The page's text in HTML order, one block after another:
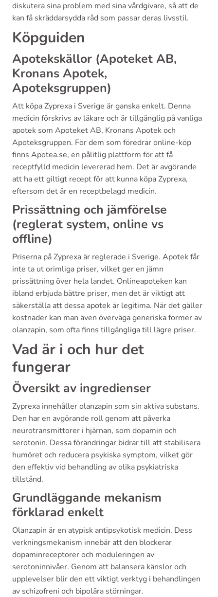
diskutera sina problem med sina vårdgivare, så att de
kan få skräddarsydda råd som passar deras livsstil.
Köpguiden
Apotekskällor (Apoteket AB,
Kronans Apotek,
Apoteksgruppen)
Att köpa Zyprexa i Sverige är ganska enkelt. Denna
medicin förskrivs av läkare och är tillgänglig på vanliga
apotek som Apoteket AB, Kronans Apotek och
Apoteksgruppen. För dem som föredrar online-köp
finns Apotea.se, en pålitlig plattform för att få
receptfylld medicin levererad hem. Det är avgörande
att ha ett giltigt recept för att kunna köpa Zyprexa,
eftersom det är en receptbelagd medicin.
Prissättning och jämförelse
(reglerat system, online vs
offline)
Priserna på Zyprexa är reglerade i Sverige. Apotek får
inte ta ut orimliga priser, vilket ger en jämn
prissättning över hela landet. Onlineapoteken kan
ibland erbjuda bättre priser, men det är viktigt att
säkerställa att dessa apotek är legitima. När det gäller
kostnader kan man även överväga generiska former av
olanzapin, som ofta finns tillgängliga till lägre priser.
Vad är i och hur det
fungerar
Översikt av ingredienser
Zyprexa innehåller olanzapin som sin aktiva substans.
Den har en avgörande roll genom att påverka
neurotransmittorer i hjärnan, som dopamin och
serotonin. Dessa förändringar bidrar till att stabilisera
humöret och reducera psykiska symptom, vilket gör
den effektiv vid behandling av olika psykiatriska
tillstånd.
Grundläggande mekanism
förklarad enkelt
Olanzapin är en atypisk antipsykotisk medicin. Dess
verkningsmekanism innebär att den blockerar
dopaminreceptorer och moduleringen av
serotoninnivåer. Genom att balansera känslor och
upplevelser blir den ett viktigt verktyg i behandlingen
av schizofreni och bipolära störningar.